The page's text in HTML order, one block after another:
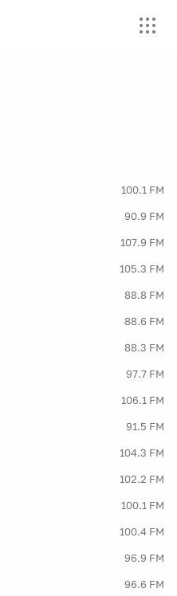
100.1 FM
90.9 FM
107.9 FM
105.3 FM
88.8 FM
88.6 FM
88.3 FM
97.7 FM
106.1 FM
91.5 FM
104.3 FM
102.2 FM
100.1 FM
100.4 FM
96.9 FM
96.6 FM